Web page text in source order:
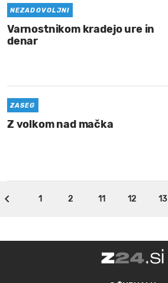
NEZADOVOLJNI
Varnostnikom kradejo ure in
denar
ZASEG
Z volkom nad mačka
1 2 11 12 13